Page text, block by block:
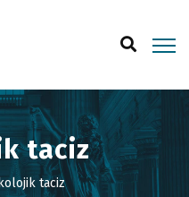
taciz
taciz